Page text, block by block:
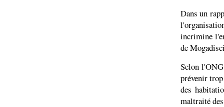
Dans un
incrimine
de
Selon
prévenir
des
maltraité